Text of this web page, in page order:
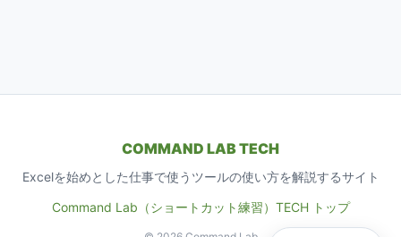
COMMAND LAB TECH
Excelを始めとした仕事で使うツールの使い方を解説するサイト
Command Lab（ショートカット練習） TECH トップ